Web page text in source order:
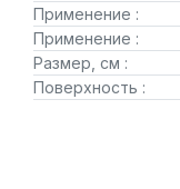
Применение :
Применение :
Размер, см :
Поверхность :